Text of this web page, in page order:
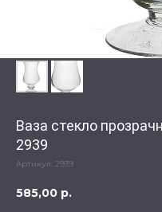
Ваза стекло
2939
Артикул: 2939
585,00 р.